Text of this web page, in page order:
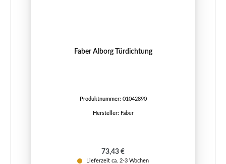
Faber Alborg Türdichtung
Produktnummer: 01042890
Hersteller: Faber
Regulärer Preis:
73,43 €
Lieferzeit ca. 2-3 Wochen